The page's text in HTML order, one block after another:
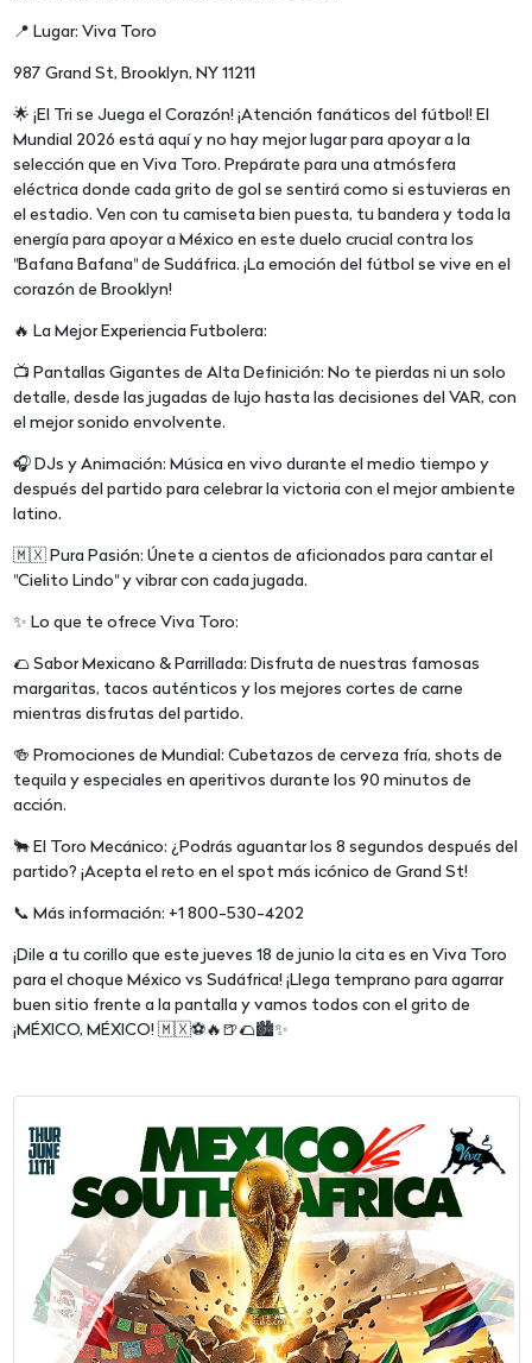
📍 Lugar: Viva Toro
987 Grand St, Brooklyn, NY 11211
🌟 ¡El Tri se Juega el Corazón! ¡Atención fanáticos del fútbol! El
Mundial 2026 está aquí y no hay mejor lugar para apoyar a la
selección que en Viva Toro. Prepárate para una atmósfera
eléctrica donde cada grito de gol se sentirá como si estuvieras en
el estadio. Ven con tu camiseta bien puesta, tu bandera y toda la
energía para apoyar a México en este duelo crucial contra los
"Bafana Bafana" de Sudáfrica. ¡La emoción del fútbol se vive en el
corazón de Brooklyn!
🔥 La Mejor Experiencia Futbolera:
📺 Pantallas Gigantes de Alta Definición: No te pierdas ni un solo
detalle, desde las jugadas de lujo hasta las decisiones del VAR, con
el mejor sonido envolvente.
🎧 DJs y Animación: Música en vivo durante el medio tiempo y
después del partido para celebrar la victoria con el mejor ambiente
latino.
🇲🇽 Pura Pasión: Únete a cientos de aficionados para cantar el
"Cielito Lindo" y vibrar con cada jugada.
✨ Lo que te ofrece Viva Toro:
🌮 Sabor Mexicano & Parrillada: Disfruta de nuestras famosas
margaritas, tacos auténticos y los mejores cortes de carne
mientras disfrutas del partido.
🍻 Promociones de Mundial: Cubetazos de cerveza fría, shots de
tequila y especiales en aperitivos durante los 90 minutos de
acción.
🐂 El Toro Mecánico: ¿Podrás aguantar los 8 segundos después del
partido? ¡Acepta el reto en el spot más icónico de Grand St!
📞 Más información: +1 800-530-4202
¡Dile a tu corillo que este jueves 18 de junio la cita es en Viva Toro
para el choque México vs Sudáfrica! ¡Llega temprano para agarrar
buen sitio frente a la pantalla y vamos todos con el grito de
¡MÉXICO, MÉXICO! 🇲🇽⚽🔥🍺🌮🏙️✨